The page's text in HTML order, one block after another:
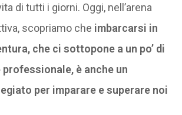
di tutti i giorni. Oggi, nell’arena
scopriamo che imbarcarsi in
che ci sottopone a un po’ di
è anche un
per imparare e superare noi